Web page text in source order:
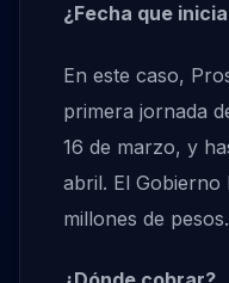
¿Fecha que
En este caso,
primera jornada
16 de marzo, y
abril. El
millones de pesos.